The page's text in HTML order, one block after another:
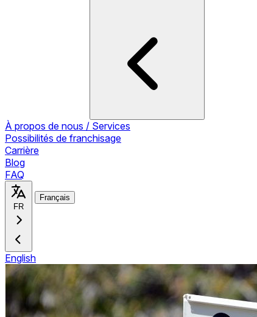
À propos de nous / Services
Possibilités de franchisage
Carrière
Blog
FAQ
FR
Français
English